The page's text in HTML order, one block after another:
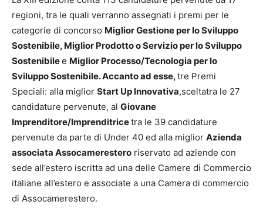
regioni, tra le quali verranno assegnati i premi per le
categorie di concorso Miglior Gestione per lo Sviluppo
Sostenibile, Miglior Prodotto o Servizio per lo Sviluppo
Sostenibilee Miglior Processo/Tecnologia per lo
Sviluppo Sostenibile. Accanto ad esse,tre Premi
Speciali: alla miglior Start Up Innovativa,sceltatra le 27
candidature pervenute, al Giovane
Imprenditore/Imprenditricetra le 39 candidature
pervenute da parte di Under 40 ed alla miglior Azienda
associata Assocamerestero riservato ad aziende con
sede all’estero iscritta ad una delle Camere di Commercio
italiane all’estero e associate a una Camera di commercio
di Assocamerestero.